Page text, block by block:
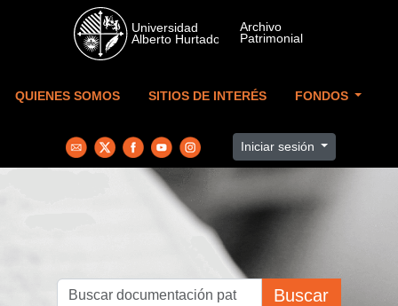
Skip to main content
QUIENES SOMOS SITIOS DE INTERÉS FONDOS
Iniciar sesión
Buscar